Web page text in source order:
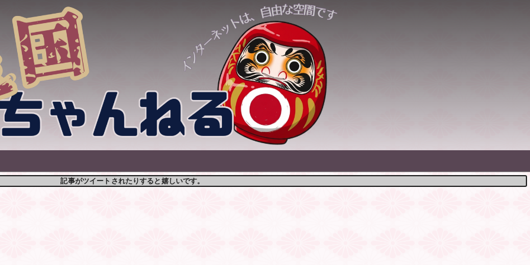
記事がツイートされたりすると嬉しいです。